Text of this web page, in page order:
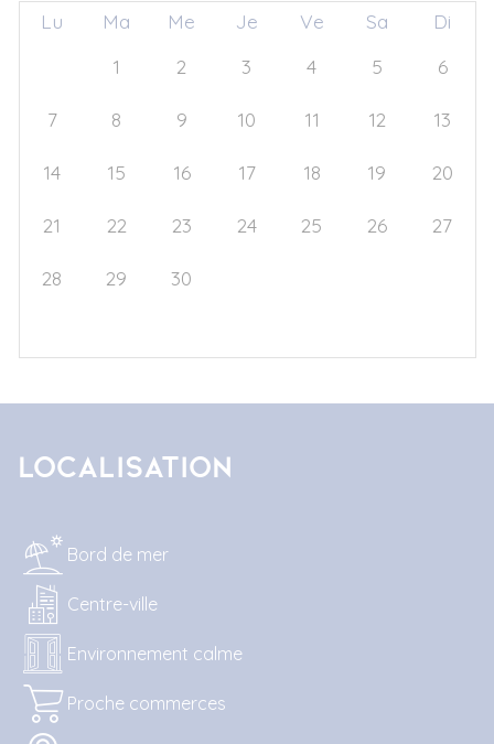
Lu Ma Me Je Ve Sa
Di
1 2 3 4 5 6
7 8 9 10 11 12 13
14 15 16 17 18 19 20
21 22 23 24 25 26 27
28 29 30
Localisation
Bord de mer
Centre-ville
Environnement calme
Proche commerces